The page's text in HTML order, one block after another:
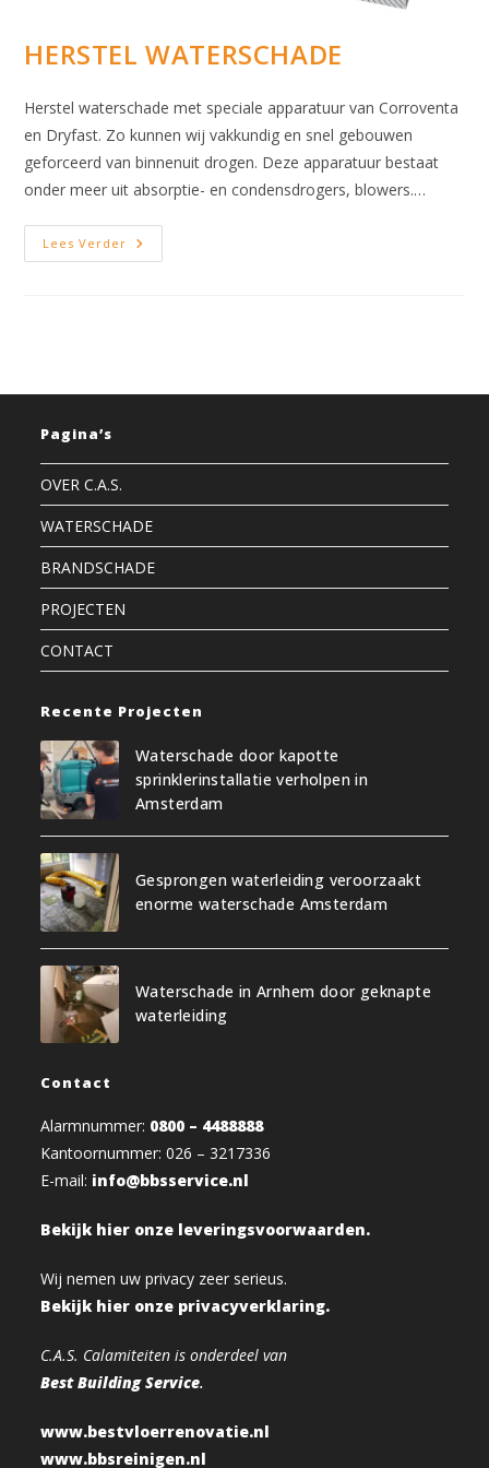
HERSTEL WATERSCHADE
Herstel waterschade met speciale apparatuur van Corroventa
en Dryfast. Zo kunnen wij vakkundig en snel gebouwen
geforceerd van binnenuit drogen. Deze apparatuur bestaat
onder meer uit absorptie- en condensdrogers, blowers.…
Lees Verder HERSTEL
WATERSCHADE
Pagina’s
OVER C.A.S.
WATERSCHADE
BRANDSCHADE
PROJECTEN
CONTACT
Recente Projecten
Waterschade door kapotte
sprinklerinstallatie verholpen in
Amsterdam
Gesprongen waterleiding veroorzaakt
enorme waterschade Amsterdam
Waterschade in Arnhem door geknapte
waterleiding
Contact
Alarmnummer: 0800 – 4488888
Kantoornummer: 026 – 3217336
E-mail: info@bbsservice.nl
Bekijk hier onze leveringsvoorwaarden.
Wij nemen uw privacy zeer serieus.
Bekijk hier onze privacyverklaring.
C.A.S. Calamiteiten is onderdeel van
Best Building Service.
www.bestvloerrenovatie.nl
www.bbsreinigen.nl